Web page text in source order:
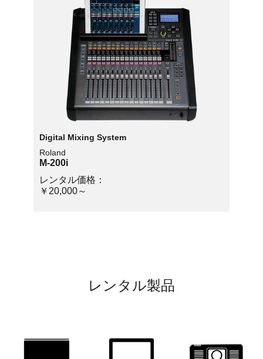
Digital Mixing System
Roland
M-200i
レンタル価格：
￥20,000～
レンタル製品